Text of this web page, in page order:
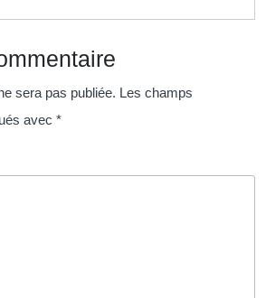
sera pas publiée. Les champs
avec *